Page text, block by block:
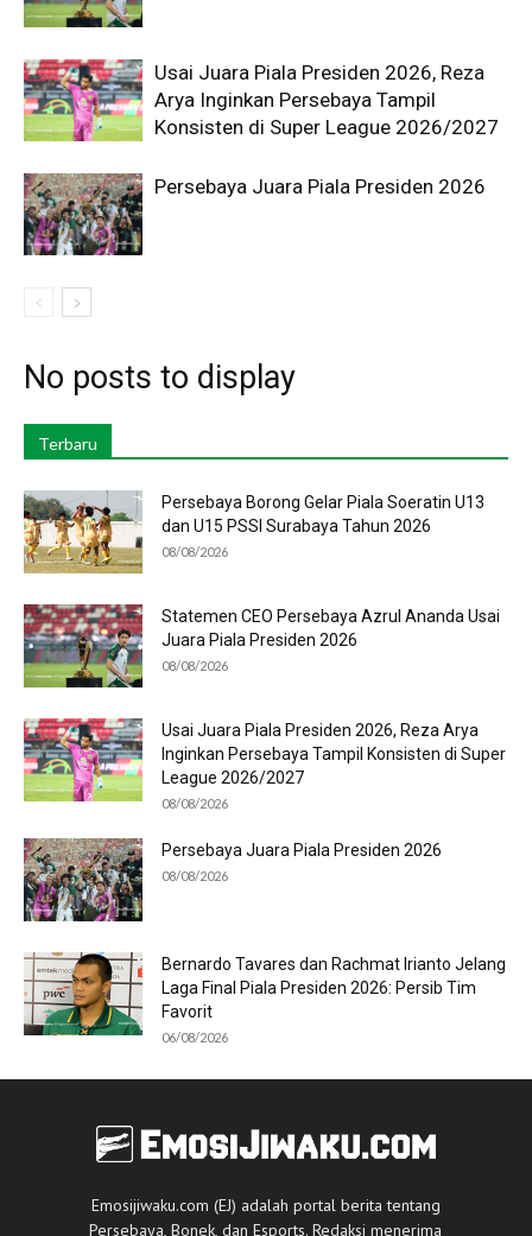
Usai Juara Piala Presiden 2026, Reza
Arya Inginkan Persebaya Tampil
Konsisten di Super League 2026/2027
Persebaya Juara Piala Presiden 2026
No posts to display
Terbaru
Persebaya Borong Gelar Piala Soeratin U13
dan U15 PSSI Surabaya Tahun 2026
08/08/2026
Statemen CEO Persebaya Azrul Ananda Usai
Juara Piala Presiden 2026
08/08/2026
Usai Juara Piala Presiden 2026, Reza Arya
Inginkan Persebaya Tampil Konsisten di Super
League 2026/2027
08/08/2026
Persebaya Juara Piala Presiden 2026
08/08/2026
Bernardo Tavares dan Rachmat Irianto Jelang
Laga Final Piala Presiden 2026: Persib Tim
Favorit
06/08/2026
Emosijiwaku.com (EJ) adalah portal berita tentang
Persebaya, Bonek, dan Esports. Redaksi menerima